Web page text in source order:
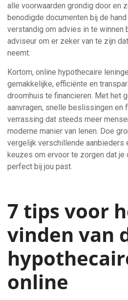
alle voorwaarden grondig door en
benodigde documenten bij de
verstandig om advies in te winnen
adviseur om er zeker van te zijn
neemt.
Kortom, online hypothecaire
gemakkelijke, efficiënte en
droomhuis te financieren. Met het
aanvragen, snelle beslissingen en
verrassing dat steeds meer
moderne manier van lenen. Doe
vergelijk verschillende aanbieders
keuzes om ervoor te zorgen dat je
perfect bij jou past.
7 tips voor
vinden van
online